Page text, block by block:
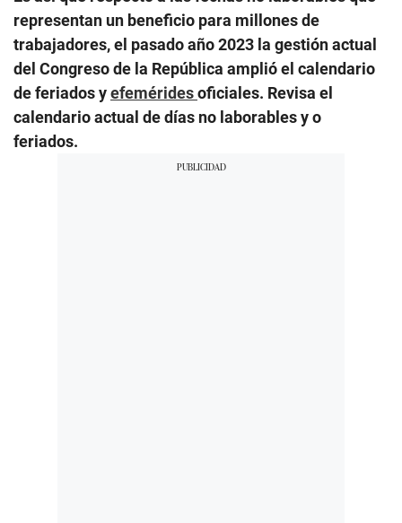
representan un beneficio para millones de
trabajadores, el pasado año 2023 la gestión actual
del Congreso de la República amplió el calendario
de feriados yefeméridesoficiales. Revisa el
calendario actual de días no laborables y o
feriados.